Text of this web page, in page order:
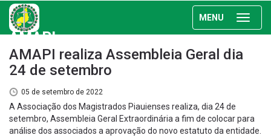
MENU
AMAPI
AMAPI realiza Assembleia Geral dia
24 de setembro
05 de setembro de 2022
A Associação dos Magistrados Piauienses realiza, dia 24 de
setembro, Assembleia Geral Extraordinária a fim de colocar para
análise dos associados a aprovação do novo estatuto da entidade.